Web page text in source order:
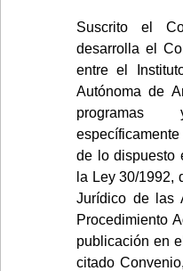
Suscrito el
desarrolla el
entre el
Autónoma de
programas
de lo dispuesto
la Ley 30/1992,
Jurídico de las
Procedimiento
publicación en
citado